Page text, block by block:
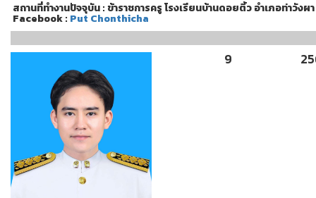
สถานที่ทำงานปัจจุบัน : ข้าราชการครู โรงเรียนบ้านดอยติ้ว อำเภอท่าวังผ
Facebook : Put Chonthicha
9